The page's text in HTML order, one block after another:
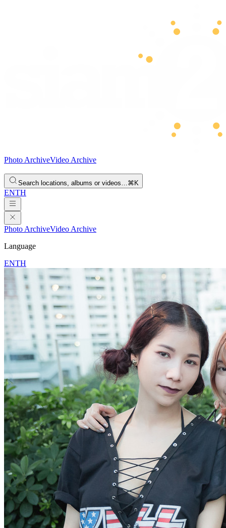
Photo ArchiveVideo Archive
Search locations, albums or videos…⌘K
ENTH
Photo ArchiveVideo Archive
Language
ENTH